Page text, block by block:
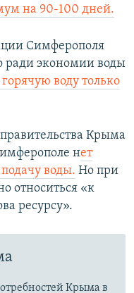
на 90-100 дней.
Симферополя
ради экономии воды
горячую воду только
Крыма
нет
воды. Но при
относиться «к
ресурсу».
Крыма в